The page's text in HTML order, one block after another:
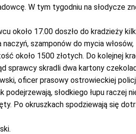
W tym tygodniu na słodycze
około 17.00 doszło do kradzieży
szamponów do mycia włosów,
około 1500 złotych. Do kolejnej
sprawcy skradli dwa kartony
oficer prasowy ostrowieckiej
słodkiego łupu raczej
Po okruszkach spodziewają się